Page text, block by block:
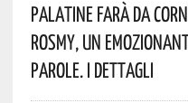
Palatine Farà Da
Rosmy, Un
Parole. I Dettagli